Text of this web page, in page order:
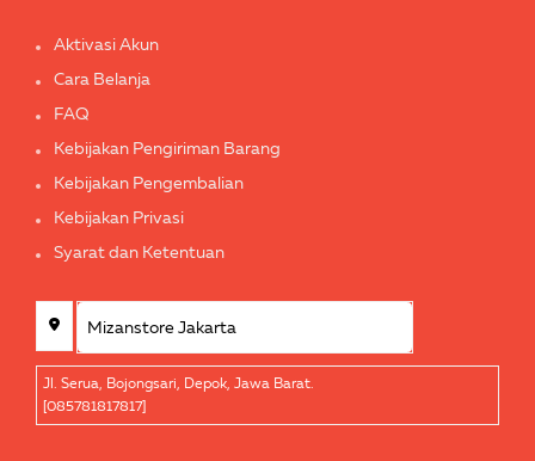
Aktivasi Akun
Cara Belanja
FAQ
Kebijakan Pengiriman Barang
Kebijakan Pengembalian
Kebijakan Privasi
Syarat dan Ketentuan
Jl. Serua, Bojongsari, Depok, Jawa Barat.
[085781817817]